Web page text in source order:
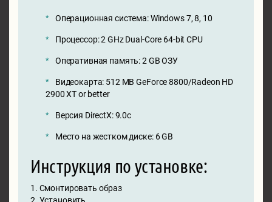
Операционная система: Windows 7, 8, 10
Процессор: 2 GHz Dual-Core 64-bit CPU
Оперативная память: 2 GB ОЗУ
Видеокарта: 512 MB GeForce 8800/Radeon HD
2900 XT or better
Версия DirectX: 9.0c
Место на жестком диске: 6 GB
Инструкция по установке:
1. Смонтировать образ
2. Установить